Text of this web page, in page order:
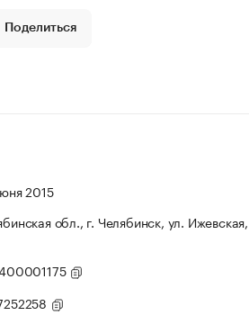
Поделиться
2015
обл., г. Челябинск, ул.